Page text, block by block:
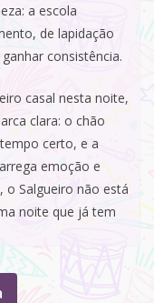
a escola
de lapidação
consistência.
casal nesta noite,
clara: o chão
certo, e a
emoção e
o Salgueiro não está
noite que já tem